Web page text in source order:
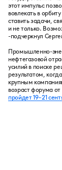
этот импульс
вовлекать в
ставить задачи,
и не только.
-подчеркнул
Промышленно-
нефтегазовой
усилий в поиске
результатом,
крупным
возраст форума
пройдет 19–21